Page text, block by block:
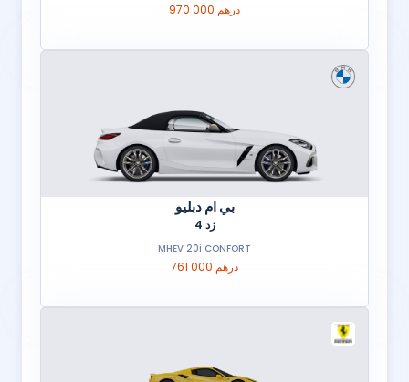
970 000 درهم
بي ام دبليو
زد 4
MHEV 20i CONFORT
761 000 درهم